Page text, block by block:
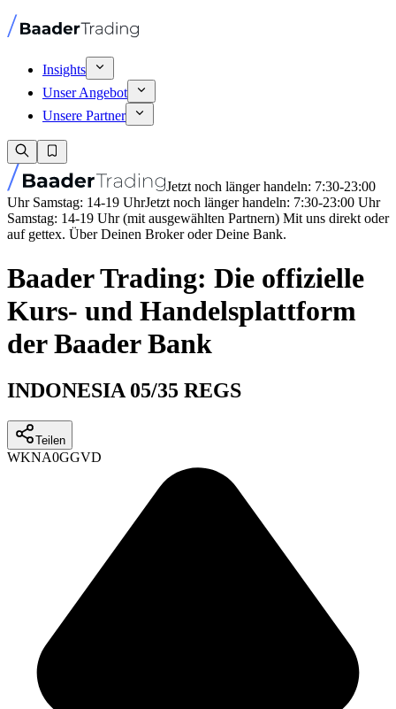
Insights
Unser Angebot
Unsere Partner
Jetzt noch länger handeln: 7:30-23:00
Uhr Samstag: 14-19 UhrJetzt noch länger handeln: 7:30-23:00 Uhr
Samstag: 14-19 Uhr (mit ausgewählten Partnern) Mit uns direkt oder
auf gettex. Über Deinen Broker oder Deine Bank.
Baader Trading: Die offizielle
Kurs- und Handelsplattform
der Baader Bank
INDONESIA 05/35 REGS
Teilen
WKNA0GGVD